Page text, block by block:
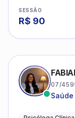
SESSÃO
R$ 90
07/